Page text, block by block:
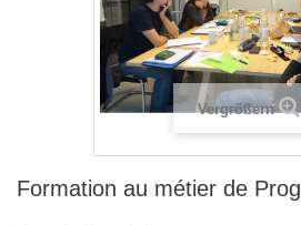
Vergrößern
Formation au métier de Prog